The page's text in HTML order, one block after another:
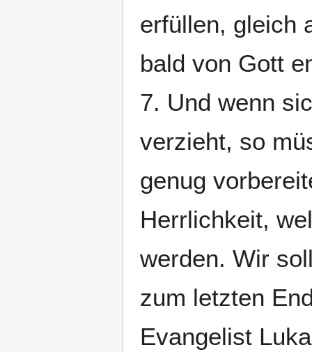
erfüllen, gleich
bald von Gott
7. Und wenn
verzieht, so
genug
Herrlichkeit,
werden. Wir
zum letzten
Evangelist